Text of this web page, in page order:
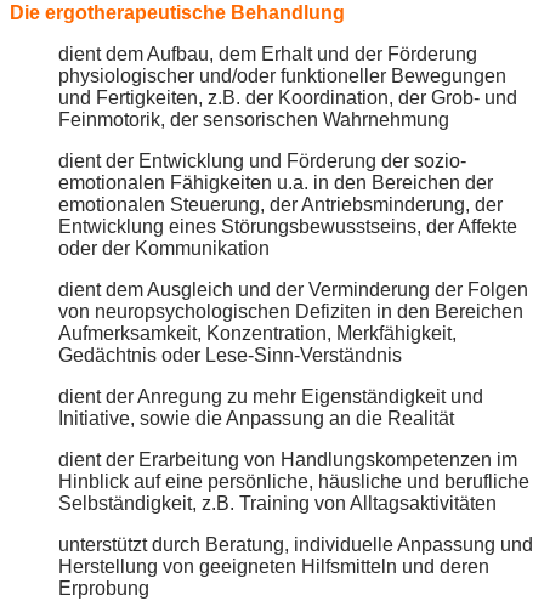
Die ergotherapeutische Behandlung
dient dem Aufbau, dem Erhalt und der Förderung
physiologischer und/oder funktioneller Bewegungen
und Fertigkeiten, z.B. der Koordination, der Grob- und
Feinmotorik, der sensorischen Wahrnehmung
dient der Entwicklung und Förderung der sozio-
emotionalen Fähigkeiten u.a. in den Bereichen der
emotionalen Steuerung, der Antriebsminderung, der
Entwicklung eines Störungsbewusstseins, der Affekte
oder der Kommunikation
dient dem Ausgleich und der Verminderung der Folgen
von neuropsychologischen Defiziten in den Bereichen
Aufmerksamkeit, Konzentration, Merkfähigkeit,
Gedächtnis oder Lese-Sinn-Verständnis
dient der Anregung zu mehr Eigenständigkeit und
Initiative, sowie die Anpassung an die Realität
dient der Erarbeitung von Handlungskompetenzen im
Hinblick auf eine persönliche, häusliche und berufliche
Selbständigkeit, z.B. Training von Alltagsaktivitäten
unterstützt durch Beratung, individuelle Anpassung und
Herstellung von geeigneten Hilfsmitteln und deren
Erprobung